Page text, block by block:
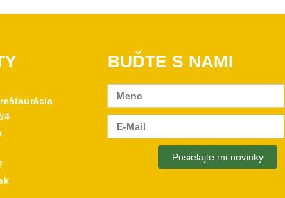
4
BUĎTE S NAMI